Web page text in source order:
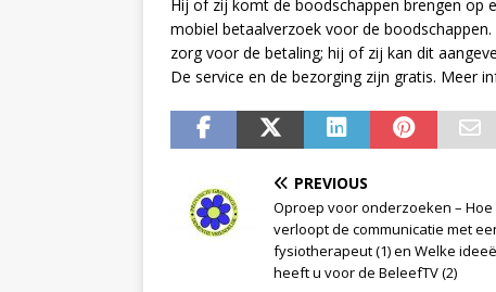
Hij of zij komt de boodschappen brengen op
mobiel betaalverzoek voor de
zorg voor de betaling; hij of zij kan dit
De service en de bezorging zijn gratis. Meer
PREVIOUS
Oproep voor onderzoeken – Hoe
verloopt de communicatie met
fysiotherapeut (1) en Welke
heeft u voor de BeleefTV (2)